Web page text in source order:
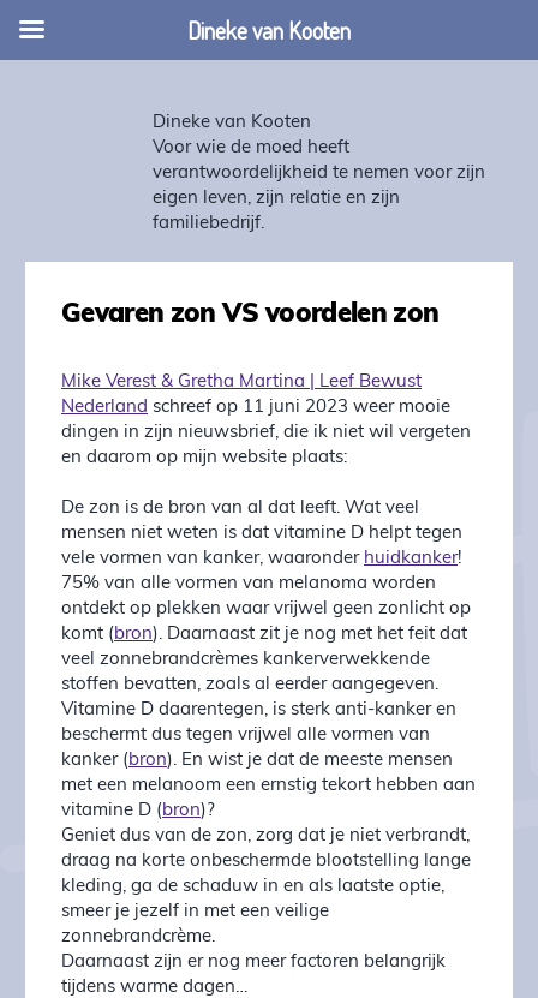
Dineke van Kooten
Voor wie de moed heeft
verantwoordelijkheid te nemen voor zijn
eigen leven, zijn relatie en zijn
familiebedrijf.
Gevaren zon VS voordelen zon
Mike Verest & Gretha Martina | Leef Bewust
Nederland schreef op 11 juni 2023 weer mooie
dingen in zijn nieuwsbrief, die ik niet wil vergeten
en daarom op mijn website plaats:
De zon is de bron van al dat leeft. Wat veel
mensen niet weten is dat vitamine D helpt tegen
vele vormen van kanker, waaronder huidkanker!
75% van alle vormen van melanoma worden
ontdekt op plekken waar vrijwel geen zonlicht op
komt (bron). Daarnaast zit je nog met het feit dat
veel zonnebrandcrèmes kankerverwekkende
stoffen bevatten, zoals al eerder aangegeven.
Vitamine D daarentegen, is sterk anti-kanker en
beschermt dus tegen vrijwel alle vormen van
kanker (bron). En wist je dat de meeste mensen
met een melanoom een ernstig tekort hebben aan
vitamine D (bron)?
Geniet dus van de zon, zorg dat je niet verbrandt,
draag na korte onbeschermde blootstelling lange
kleding, ga de schaduw in en als laatste optie,
smeer je jezelf in met een veilige
zonnebrandcrème.
Daarnaast zijn er nog meer factoren belangrijk
tijdens warme dagen…
Dineke van Kooten